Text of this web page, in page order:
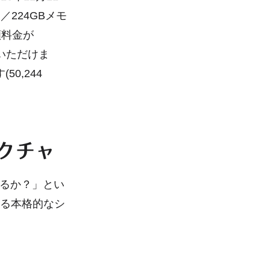
224GBメモ
金が
ただけま
(50,244
チャ
か？」とい
本格的なシ